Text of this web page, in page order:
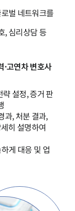
벌 네트워크를
, 심리상담 등
·고연차 변호사
설정, 증거 판
과, 처분 결과,
히 설명하여
게 대응 및 업